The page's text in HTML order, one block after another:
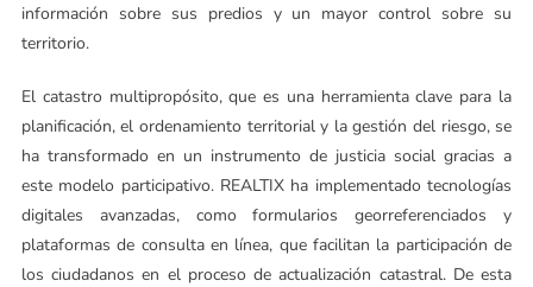
información sobre sus predios y un mayor control sobre su
territorio.
El catastro multipropósito, que es una herramienta clave para la
planificación, el ordenamiento territorial y la gestión del riesgo, se
ha transformado en un instrumento de justicia social gracias a
este modelo participativo. REALTIX ha implementado tecnologías
digitales avanzadas, como formularios georreferenciados y
plataformas de consulta en línea, que facilitan la participación de
los ciudadanos en el proceso de actualización catastral. De esta